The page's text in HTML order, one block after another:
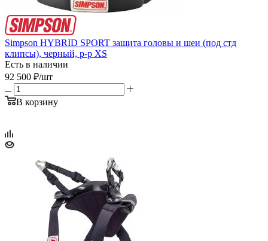
Simpson HYBRID SPORT защита головы и шеи (под стд
клипсы), черный, р-р XS
Есть в наличии
92 500 ₽/шт
В корзину